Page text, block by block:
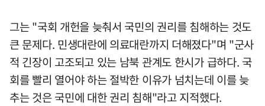
그는 "국회 개헌을 늦춰서 국민의 권리를 침해하는 것도
큰 문제다. 민생대란에 의료대란까지 더해졌다"며 "군사
적 긴장이 고조되고 있는 남북 관계도 한시가 급하다. 국
회를 빨리 열어야 하는 절박한 이유가 넘치는데 이를 늦
추는 것은 국민에 대한 권리 침해"라고 지적했다.